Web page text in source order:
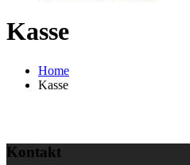
Kasse
Home
Kasse
Kontakt